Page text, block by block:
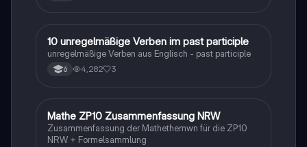
1 Englisch
10 unregelmäßige Verben im past participle
unregelmäßige Verben aus Englisch - past participle
6 4,282 3
Mathe
Mathe ZP10 Zusammenfassung NRW
Zusammenfassung der Mathethemwn für die ZP10
NRW + Formelsammlung